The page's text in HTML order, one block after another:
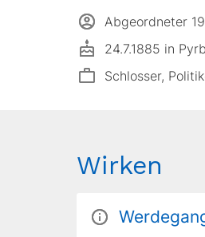
Abgeordneter
24.7.1885 in
Schlosser,
Wirken